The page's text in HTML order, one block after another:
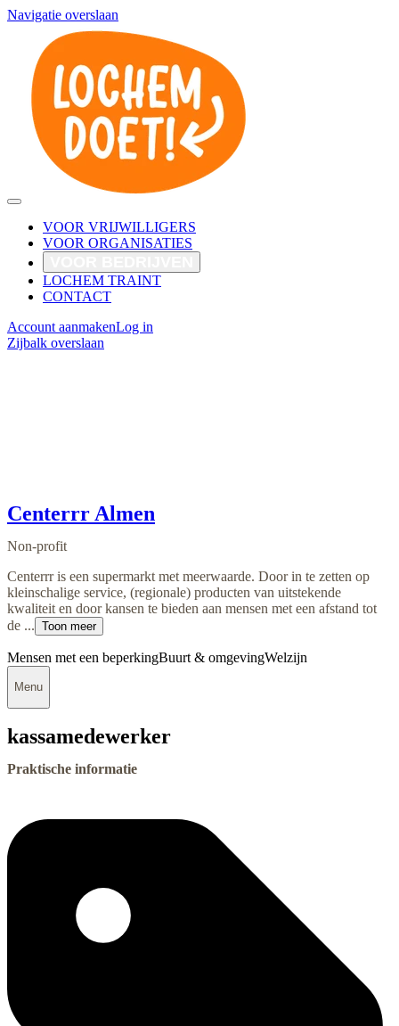
Navigatie overslaan
VOOR VRIJWILLIGERS
VOOR ORGANISATIES
LOCHEM TRAINT
CONTACT
Account aanmakenLog in
Zijbalk overslaan
Centerrr Almen
Non-profit
Centerrr is een supermarkt met meerwaarde. Door in te zetten op
kleinschalige service, (regionale) producten van uitstekende
kwaliteit en door kansen te bieden aan mensen met een afstand tot
de ... Toon meer
Mensen met een beperkingBuurt & omgevingWelzijn
Menu
kassamedewerker
Praktische informatie